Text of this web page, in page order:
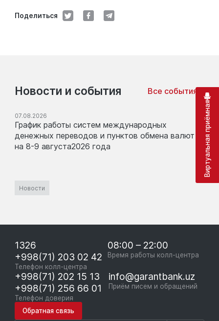
Поделиться
Новости и события Все события
07.08.2026
График работы систем международных
денежных переводов и пунктов обмена валют
на 8-9 августа2026 года
Новости
1326
+998(71) 203 02 42
Телефон колл-центра
08:00 – 22:00
Время работы колл-центра
+998(71) 202 15 13
+998(71) 256 66 01
Телефон доверия
info@garantbank.uz
Приём писем и обращений
Обратная связь
Виртуальная приёмная